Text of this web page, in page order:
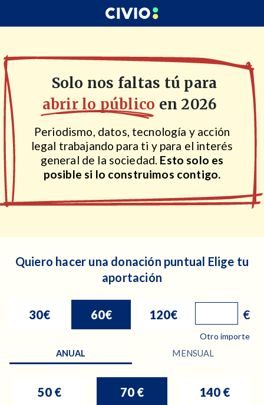
Solo nos faltas tú para
abrir lo público en 2026
Periodismo, datos, tecnología y acción
legal trabajando para ti y para el interés
general de la sociedad. Esto solo es
posible si lo construimos contigo.
Quiero hacer una donación puntual Elige tu
aportación
30€ 60€ 120€
Otro importe
€
ANUAL MENSUAL
50 € 70 € 140 €